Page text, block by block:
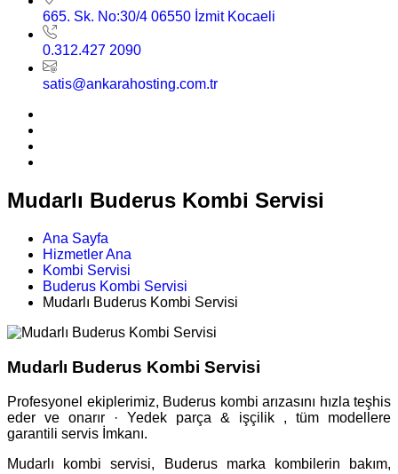
665. Sk. No:30/4 06550 İzmit Kocaeli
0.312.427 2090
satis@ankarahosting.com.tr
Mudarlı Buderus Kombi Servisi
Ana Sayfa
Hizmetler Ana
Kombi Servisi
Buderus Kombi Servisi
Mudarlı Buderus Kombi Servisi
Mudarlı Buderus Kombi Servisi
Profesyonel ekiplerimiz, Buderus kombi arızasını hızla teşhis
eder ve onarır · Yedek parça & işçilik , tüm modellere
garantili servis İmkanı.
Mudarlı kombi servisi, Buderus marka kombilerin bakım,